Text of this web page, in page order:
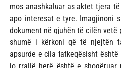
mos anashkaluar as aktet tjera
apo interesat e tyre. Imagjinoni
dokument në gjuhën të cilën vetë
shumë i kërkoni që të njejtën
apsurde e cila fatkeqësisht është
jo rrallë herë është e shoqëruar